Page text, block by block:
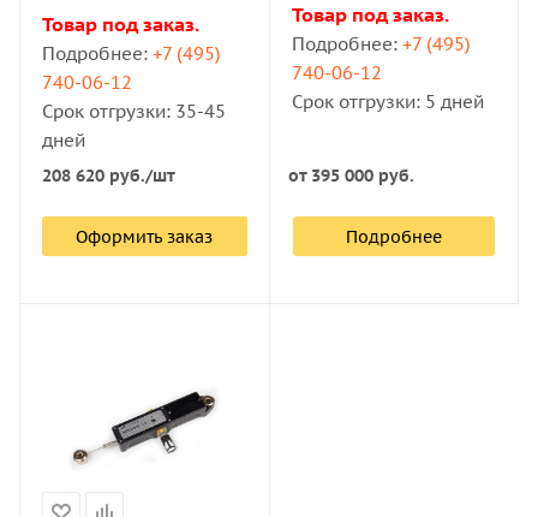
Товар под заказ.
Подробнее: +7 (495)
740-06-12
Срок отгрузки: 35-45
дней
208 620 руб./шт
Оформить заказ
Товар под заказ.
Подробнее: +7 (495)
740-06-12
Срок отгрузки: 5 дней
от 395 000 руб.
Подробнее